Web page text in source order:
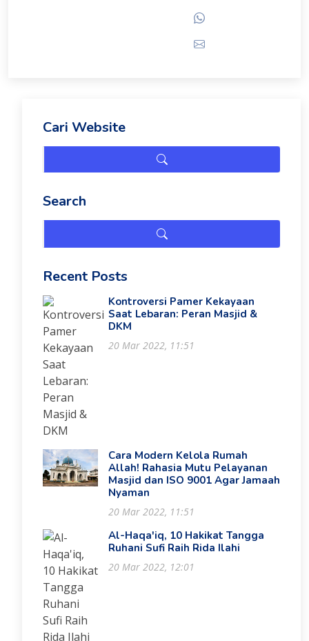
Whatsapp
Email
Cari Website
Search
Recent Posts
Kontroversi Pamer Kekayaan
Saat Lebaran: Peran Masjid &
DKM
20 Mar 2022, 11:51
Cara Modern Kelola Rumah
Allah! Rahasia Mutu Pelayanan
Masjid dan ISO 9001 Agar Jamaah
Nyaman
20 Mar 2022, 11:51
Al-Haqa'iq, 10 Hakikat Tangga
Ruhani Sufi Raih Rida Ilahi
20 Mar 2022, 12:01